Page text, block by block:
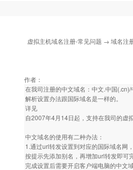
虚拟主机域名注册-常见问题 → 域名注
作者：
在我司注册的中文域名：中文.中国
解析设置办法跟国际域名是一样的。
详见
自2007年4月14日起，支持在我司的虚
中文域名的使用有二种办法：
1.通过url转发设置到对应的国际域名网，
按提示先添加别名，再增加url转发即可
完成设置后需要开启客户端电脑的中文